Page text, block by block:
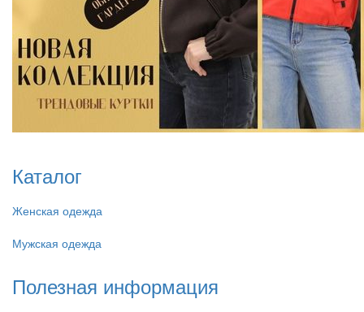
Каталог
Женская одежда
Мужская одежда
Полезная информация